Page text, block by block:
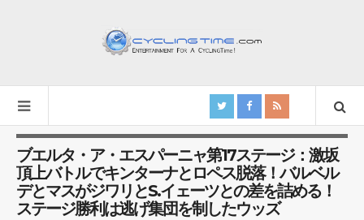
ブエルタ・ア・エスパーニャ第17ステージ：激坂
頂上バトルでキンターナとロペス脱落！バルベル
デとマスがジワリとS.イェーツとの差を詰める！
ステージ勝利は逃げ集団を制したウッズ